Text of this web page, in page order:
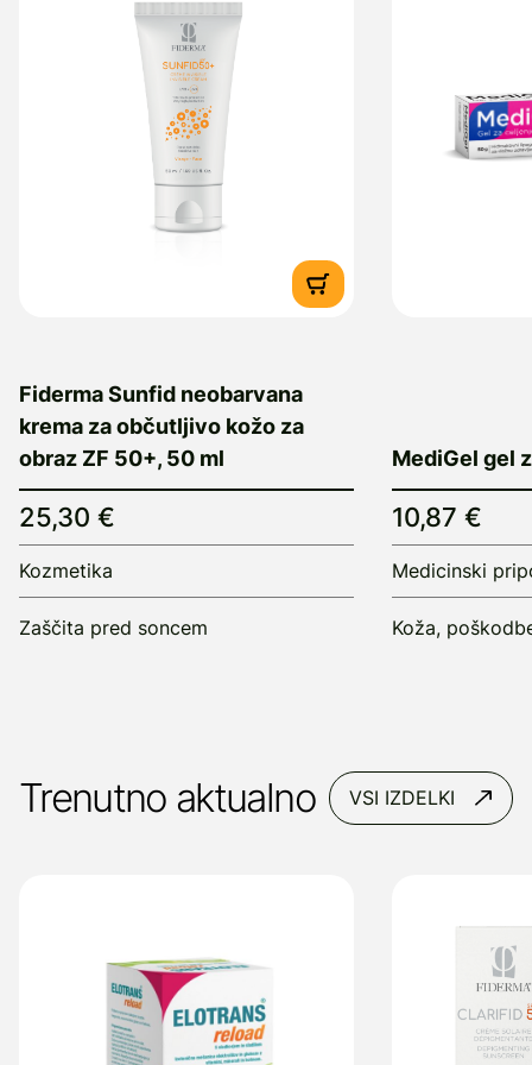
Fiderma Sunfid neobarvana
krema za občutljivo kožo za
obraz ZF 50+, 50 ml
25,30 €
Kozmetika
Zaščita pred soncem
MediGel gel
10,87 €
Medicinski
Koža,
Trenutno aktualno VSI IZDELKI